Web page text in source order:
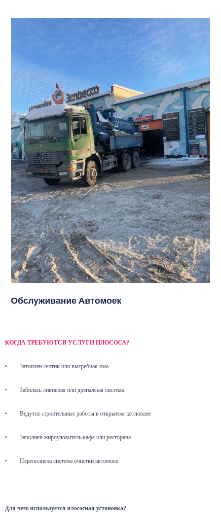
Обслуживание Автомоек
КОГДА ТРЕБУЮТСЯ УСЛУГИ ИЛОСОСА?
• Затоплен септик или выгребная яма.
• Забилась ливневая или дренажная система.
• Ведутся строительные работы в открытом котловане
• Заполнен жироуловитель кафе или ресторана
• Переполнена система очистки автомоек
Для чего используется илососная установка?